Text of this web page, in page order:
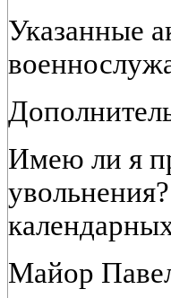
Указанные
Имею ли я
Майор